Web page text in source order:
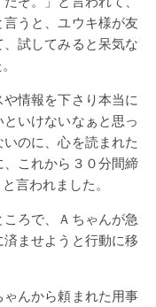
うと、ユウキ様が友
試してみると呆気な
情報を下さり本当に
いけないなぁと思っ
のに、心を読まれた
これから３０分間締
言われました。
ろで、Ａちゃんが急
ませようと行動に移
んから頼まれた用事